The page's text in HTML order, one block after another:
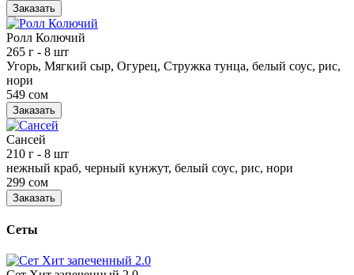
Заказать
Ролл Колючий
265 г - 8 шт
Угорь, Мягкий сыр, Огурец, Стружка тунца, белый соус, рис,
нори
549 сом
Заказать
Сансей
210 г - 8 шт
нежный краб, черный кунжут, белый соус, рис, нори
299 сом
Заказать
Сеты